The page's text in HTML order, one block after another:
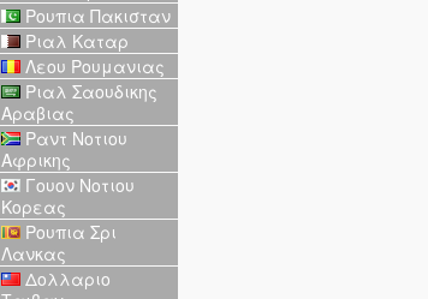
Ρουπια Πακισταν
Ριαλ Καταρ
Λεου Ρουμανιας
Ριαλ Σαουδικης
Αραβιας
Ραντ Νοτιου
Αφρικης
Γουον Νοτιου
Κορεας
Ρουπια Σρι
Λανκας
Δολλαριο